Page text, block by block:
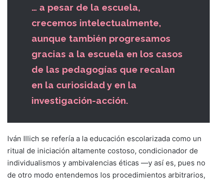
… a pesar de la escuela,
crecemos intelectualmente,
aunque también progresamos
gracias a la escuela en los casos
de las pedagogías que recalan
en la curiosidad y en la
investigación-acción.
Iván Illich se refería a la educación escolarizada como un
ritual de iniciación altamente costoso, condicionador de
individualismos y ambivalencias éticas —y así es, pues no
de otro modo entendemos los procedimientos arbitrarios,